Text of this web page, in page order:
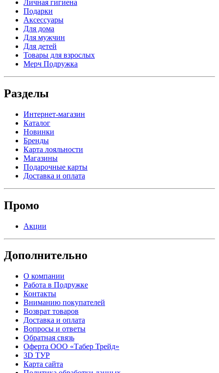
Личная гигиена
Подарки
Аксессуары
Для дома
Для мужчин
Для детей
Товары для взрослых
Мерч Подружка
Разделы
Интернет-магазин
Каталог
Новинки
Бренды
Карта лояльности
Магазины
Подарочные карты
Доставка и оплата
Промо
Акции
Дополнительно
О компании
Работа в Подружке
Контакты
Вниманию покупателей
Возврат товаров
Доставка и оплата
Вопросы и ответы
Обратная связь
Оферта ООО «Табер Трейд»
3D ТУР
Карта сайта